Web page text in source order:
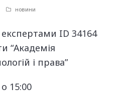
новини
експертами ID 34164
“Академія
і права”
15:00